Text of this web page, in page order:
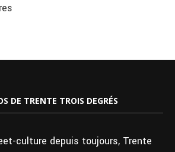
DE TRENTE TROIS DEGRÉS
culture depuis toujours, Trente